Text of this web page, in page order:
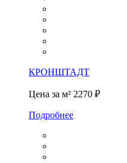
КРОНШТАДТ
Цена за м² 2270 ₽
Подробнее